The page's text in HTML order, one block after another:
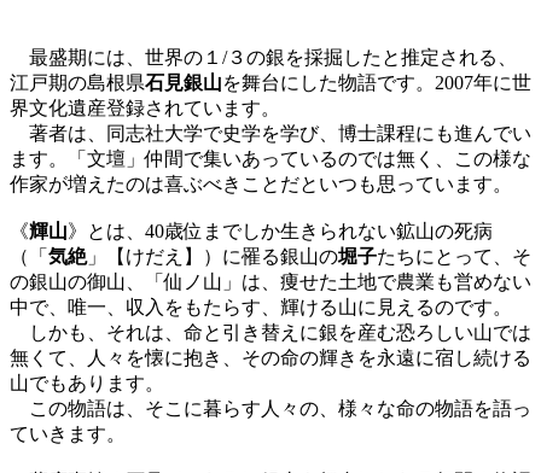
最盛期には、世界の１/３の銀を採掘したと推定される、
江戸期の島根県石見銀山を舞台にした物語です。2007年に世
界文化遺産登録されています。
著者は、同志社大学で史学を学び、博士課程にも進んでい
ます。「文壇」仲間で集いあっているのでは無く、この様な
作家が増えたのは喜ぶべきことだといつも思っています。
《輝山》とは、40歳位までしか生きられない鉱山の死病
（「 気絶」【けだえ】）に罹る銀山の堀子たちにとって、そ
の銀山の御山、「仙ノ山」は、痩せた土地で農業も営めない
中で、唯一、収入をもたらす、輝ける山に見えるのです。
しかも、それは、命と引き替えに銀を産む恐ろしい山では
無くて、人々を懐に抱き、その命の輝きを永遠に宿し続ける
山でもあります。
この物語は、そこに暮らす人々の、様々な命の物語を語っ
ていきます。